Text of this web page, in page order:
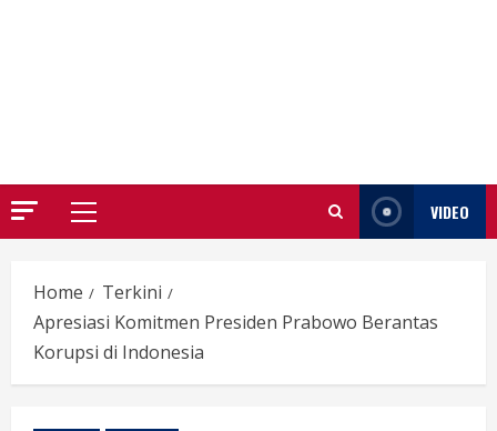
Primary
VIDEO
Home
Terkini
Apresiasi Komitmen Presiden Prabowo Berantas
Korupsi di Indonesia